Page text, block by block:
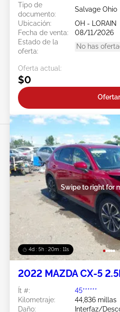
Tipo de
documento:
Salvage Ohio
Ubicación:
OH - LORAIN
Fecha de venta:
08/11/2026
Estado de la
oferta:
No has
Oferta actual:
$0
Ofertar
4d : 5h : 20m : 08s
Swipe to right for
2022 MAZDA CX-5
Ít #:
45******
Kilometraje:
44,836 millas
Daño:
Interfaz/